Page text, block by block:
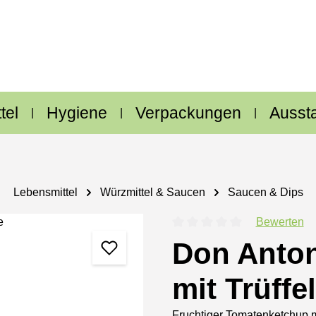
Hygiene Verpackungen
Lebensmittel Würzmittel & Saucen Saucen & Dips
Bewerten
Don
mit